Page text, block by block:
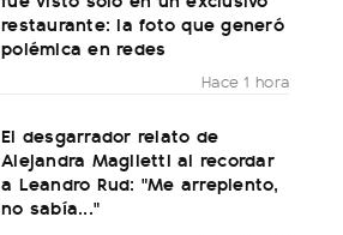
restaurante: la foto que generó
polémica en redes
Hace 1 hora
El desgarrador relato de
Alejandra Maglietti al recordar
a Leandro Rud: "Me arrepiento,
no sabía..."